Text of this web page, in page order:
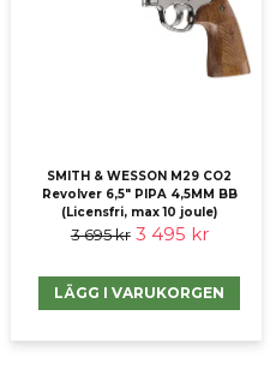
SMITH & WESSON M29 CO2
Revolver 6,5" PIPA 4,5MM BB
(Licensfri, max 10 joule)
3 695 kr 3 495 kr
LÄGG I VARUKORGEN